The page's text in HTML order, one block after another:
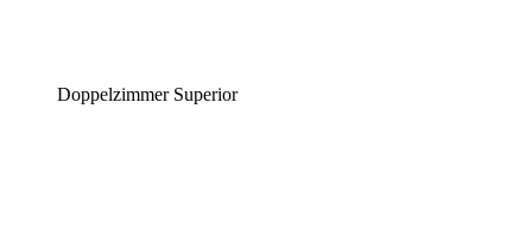
Doppelzimmer Superior